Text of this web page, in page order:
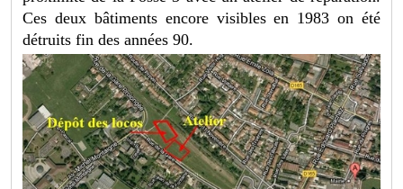
Ces deux bâtiments encore visibles en 1983 on été
détruits fin des années 90.